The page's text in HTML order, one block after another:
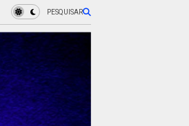
PESQUISAR